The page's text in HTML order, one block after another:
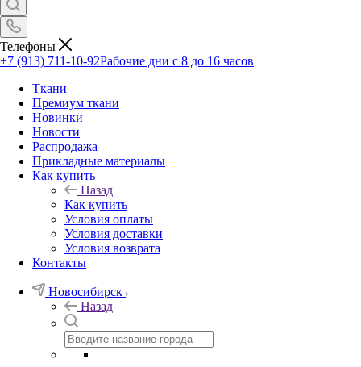
Телефоны
+7 (913) 711-10-92Рабочие дни с 8 до 16 часов
Ткани
Премиум ткани
Новинки
Новости
Распродажа
Прикладные материалы
Как купить
Назад
Как купить
Условия оплаты
Условия доставки
Условия возврата
Контакты
Новосибирск
Назад